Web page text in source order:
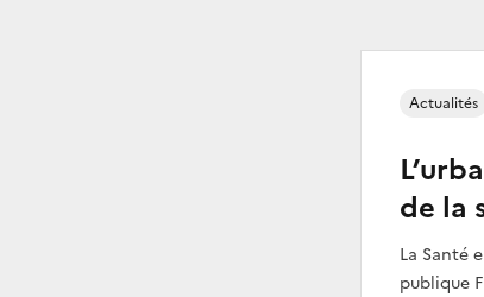
de la
La Santé
publique
Actualités